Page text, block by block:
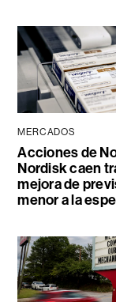
MERCADOS
Acciones de
Nordisk caen
mejora de
menor a la